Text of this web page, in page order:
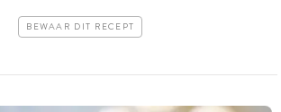
BEWAAR DIT RECEPT